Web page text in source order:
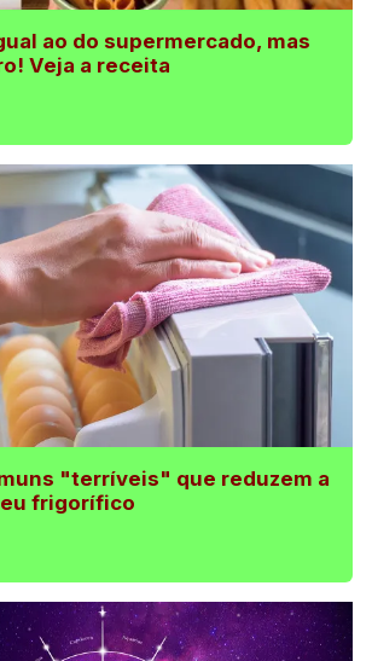
ao do supermercado, mas
Veja a receita
"terríveis" que reduzem a
frigorífico